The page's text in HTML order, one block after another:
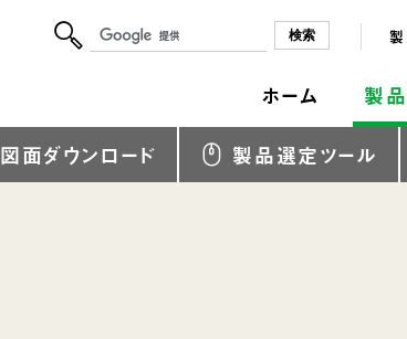
ホーム 製
図面ダウンロード 製品選定ツール